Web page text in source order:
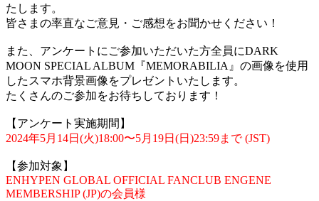
たします。
皆さまの率直なご意見・ご感想をお聞かせください！
また、アンケートにご参加いただいた方全員にDARK
MOON SPECIAL ALBUM『MEMORABILIA』の画像を使用
したスマホ背景画像をプレゼントいたします。
たくさんのご参加をお待ちしております！
【アンケート実施期間】
2024年5月14日(火)18:00〜5月19日(日)23:59まで (JST)
【参加対象】
ENHYPEN GLOBAL OFFICIAL FANCLUB ENGENE
MEMBERSHIP (JP)の会員様